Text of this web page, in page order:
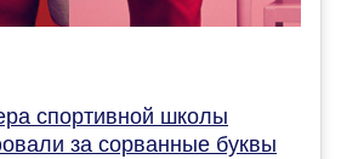
спортивной школы
за сорванные буквы